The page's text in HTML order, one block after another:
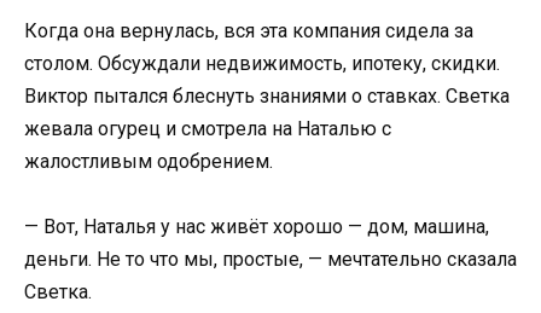
Когда она вернулась, вся эта компания сидела за
столом. Обсуждали недвижимость, ипотеку, скидки.
Виктор пытался блеснуть знаниями о ставках. Светка
жевала огурец и смотрела на Наталью с
жалостливым одобрением.
— Вот, Наталья у нас живёт хорошо — дом, машина,
деньги. Не то что мы, простые, — мечтательно сказала
Светка.